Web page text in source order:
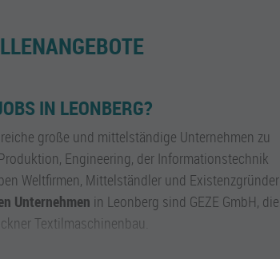
IN LEONBERG?
große und mittelständige Unternehmen zu
Engineering, der Informationstechnik
Weltfirmen, Mittelständler und Existenzgründer
Unternehmen in Leonberg sind GEZE GmbH, die
Textilmaschinenbau.